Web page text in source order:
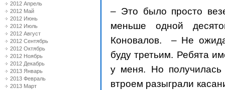
2012 Апрель
2012 Май
2012 Июнь
2012 Июль
2012 Август
2012 Сентябрь
2012 Октябрь
2012 Ноябрь
2012 Декабрь
2013 Январь
2013 Февраль
2013 Март
– Это было просто
меньше одной
Коновалов. – Не
буду третьим. Ребята
у меня. Но получилась
втроем разыграли